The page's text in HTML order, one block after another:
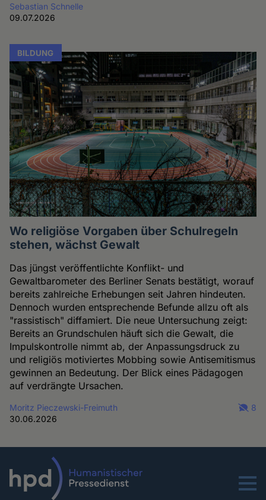
Sebastian Schnelle
09.07.2026
BILDUNG
Wo religiöse Vorgaben über Schulregeln
stehen, wächst Gewalt
Das jüngst veröffentlichte Konflikt- und
Gewaltbarometer des Berliner Senats bestätigt, worauf
bereits zahlreiche Erhebungen seit Jahren hindeuten.
Dennoch wurden entsprechende Befunde allzu oft als
"rassistisch" diffamiert. Die neue Untersuchung zeigt:
Bereits an Grundschulen häuft sich die Gewalt, die
Impulskontrolle nimmt ab, der Anpassungsdruck zu
und religiös motiviertes Mobbing sowie Antisemitismus
gewinnen an Bedeutung. Der Blick eines Pädagogen
auf verdrängte Ursachen.
Moritz Pieczewski-Freimuth
30.06.2026
8
Menu